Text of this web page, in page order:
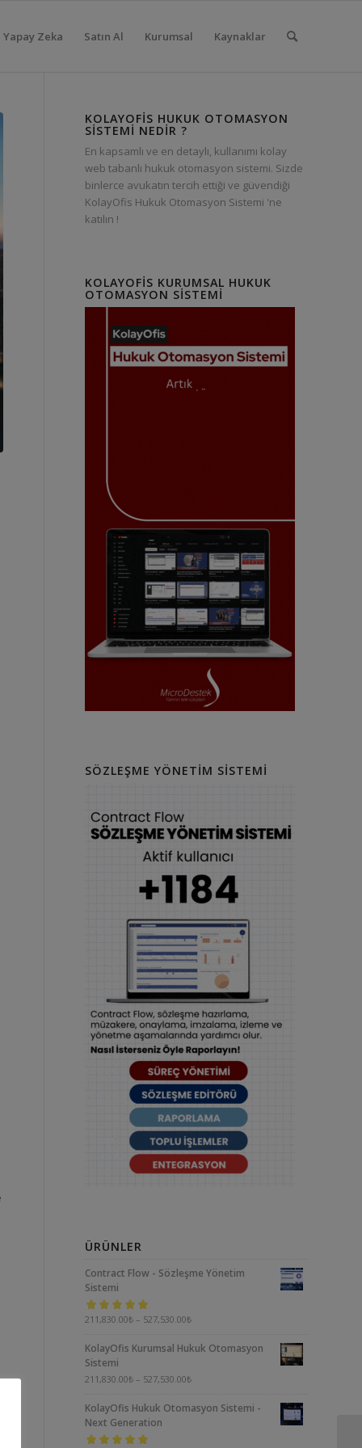
Yapay Zeka Satın Al Kurumsal Kaynaklar
KOLAYOFIS HUKUK OTOMASYON
SISTEMI NEDIR ?
En kapsamlı ve en detaylı, kullanımı kolay
web tabanlı hukuk otomasyon sistemi. Sizde
binlerce avukatın tercih ettiği ve güvendiği
KolayOfis Hukuk Otomasyon Sistemi 'ne
katılın !
KOLAYOFIS KURUMSAL HUKUK
OTOMASYON SISTEMI
SÖZLEŞME YÖNETIM SISTEMI
ÜRÜNLER
Contract Flow - Sözleşme Yönetim
Sistemi
5 üzerinden
211,830.00₺ – 527,530.00₺
KolayOfis Kurumsal Hukuk Otomasyon
Sistemi
211,830.00₺ – 527,530.00₺
KolayOfis Hukuk Otomasyon Sistemi -
Next Generation